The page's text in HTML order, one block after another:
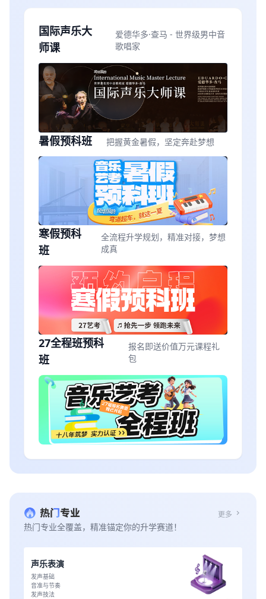
国际声乐大
师课
爱德华多·查马 - 世界级男中音
歌唱家
暑假预科班 把握黄金暑假，坚定奔赴梦想
寒假预科
班
全流程升学规划，精准对接，梦想
成真
27全程班预科
班
报名即送价值万元课程礼
包
热门专业全覆盖，精准锚定你的升学赛道！
更多 chevron_right
声乐表演
发声基础
音准与节奏
发声技法